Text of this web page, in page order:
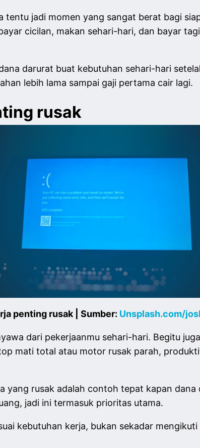
tentu jadi momen yang sangat berat bagi
cicilan, makan sehari-hari, dan bayar
darurat buat kebutuhan sehari-hari
lebih lama sampai gaji pertama cair lagi.
rusak
penting rusak | Sumber: Unsplash.com/
dari pekerjaanmu sehari-hari. Begitu
mati total atau motor rusak parah,
yang rusak adalah contoh tepat kapan
jadi ini termasuk prioritas utama.
kebutuhan kerja, bukan sekadar